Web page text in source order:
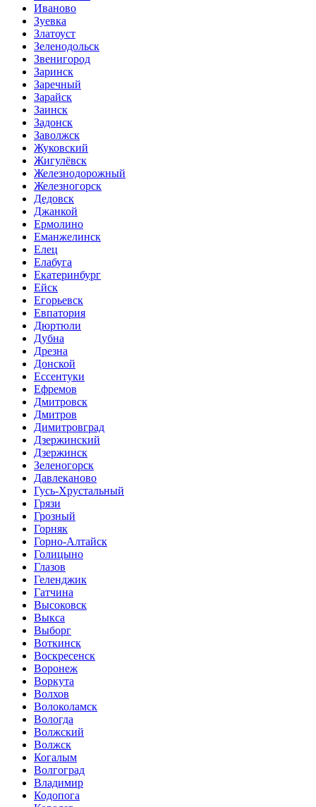
Иваново
Зуевка
Златоуст
Зеленодольск
Звенигород
Заринск
Заречный
Зарайск
Заинск
Задонск
Заволжск
Жуковский
Жигулёвск
Железнодорожный
Железногорск
Дедовск
Джанкой
Ермолино
Еманжелинск
Елец
Елабуга
Екатеринбург
Ейск
Егорьевск
Евпатория
Дюртюли
Дубна
Дрезна
Донской
Ессентуки
Ефремов
Дмитровск
Дмитров
Димитровград
Дзержинский
Дзержинск
Зеленогорск
Давлеканово
Гусь-Хрустальный
Грязи
Грозный
Горняк
Горно-Алтайск
Голицыно
Глазов
Геленджик
Гатчина
Высоковск
Выкса
Выборг
Воткинск
Воскресенск
Воронеж
Воркута
Волхов
Волоколамск
Вологда
Волжский
Волжск
Когалым
Волгоград
Владимир
Кодопога